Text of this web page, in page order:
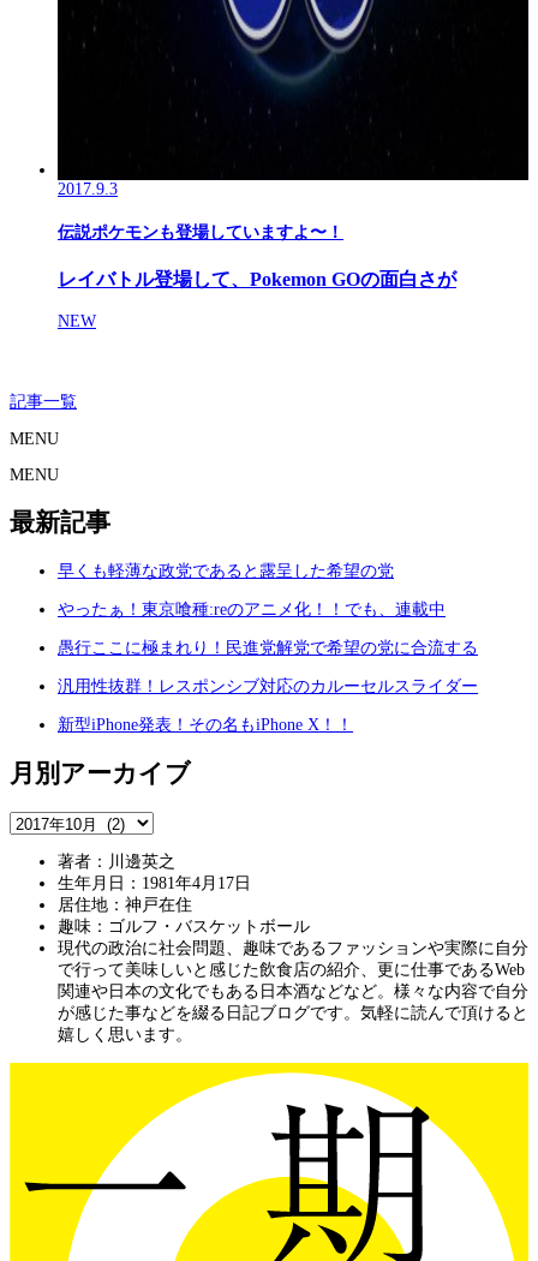
2017.9.3
伝説ポケモンも登場していますよ〜！
レイバトル登場して、Pokemon GOの面白さが
NEW
記事一覧
MENU
MENU
最新記事
早くも軽薄な政党であると露呈した希望の党
やったぁ！東京喰種:reのアニメ化！！でも、連載中
愚行ここに極まれり！民進党解党で希望の党に合流する
汎用性抜群！レスポンシブ対応のカルーセルスライダー
新型iPhone発表！その名もiPhone X！！
月別アーカイブ
著者：川邊英之
生年月日：1981年4月17日
居住地：神戸在住
趣味：ゴルフ・バスケットボール
現代の政治に社会問題、趣味であるファッションや実際に自分
で行って美味しいと感じた飲食店の紹介、更に仕事であるWeb
関連や日本の文化でもある日本酒などなど。様々な内容で自分
が感じた事などを綴る日記ブログです。気軽に読んで頂けると
嬉しく思います。